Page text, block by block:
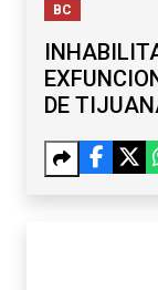
BC
DE